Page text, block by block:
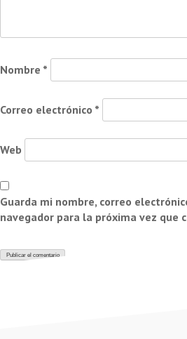
Nombre *
Correo electrónico *
Web
Guarda mi nombre, correo
navegador para la próxima vez que